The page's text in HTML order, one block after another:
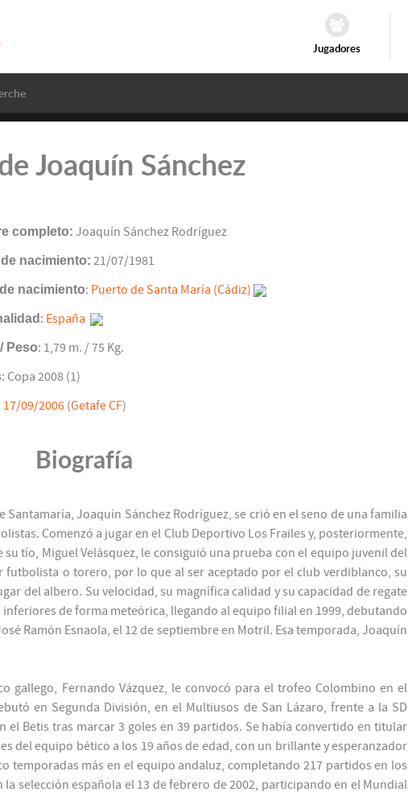
Jugadores
Joaquín Sánchez
completo: Joaquín Sánchez Rodríguez
de nacimiento: 21/07/1981
nacimiento: Puerto de Santa María (Cádiz)
: España
Peso: 1,79 m. / 75 Kg.
: Copa 2008 (1)
17/09/2006(Getafe CF)
Biografía
Joaquín Sánchez Rodríguez, se crió en el seno de una familia
Comenzó a jugar en el Club Deportivo Los Frailes y, posteriormente,
tío, Miguel Velásquez, le consiguió una prueba con el equipo juvenil del
futbolista o torero, por lo que al ser aceptado por el club verdiblanco, su
del albero. Su velocidad, su magnífica calidad y su capacidad de regate
de forma meteórica, llegando al equipo filial en 1999, debutando
Ramón Esnaola, el 12 de septiembre en Motril. Esa temporada, Joaquín
gallego, Fernando Vázquez, le convocó para el trofeo Colombino en el
en Segunda División, en el Multiusos de San Lázaro, frente a la SD
el Betis tras marcar 3 goles en 39 partidos. Se había convertido en titular
del equipo bético a los 19 años de edad, con un brillante y esperanzador
temporadas más en el equipo andaluz, completando 217 partidos en los
selección española el 13 de febrero de 2002, participando en el Mundial